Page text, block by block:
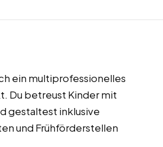
ein multiprofessionelles
Du betreust Kinder mit
gestaltest inklusive
und Frühförderstellen